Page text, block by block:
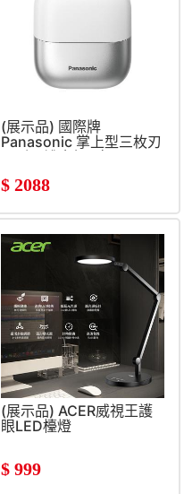
(展示品) 國際牌
Panasonic 掌上型三枚刃
$ 2088
(展示品) ACER威視王護
眼LED檯燈
$ 999